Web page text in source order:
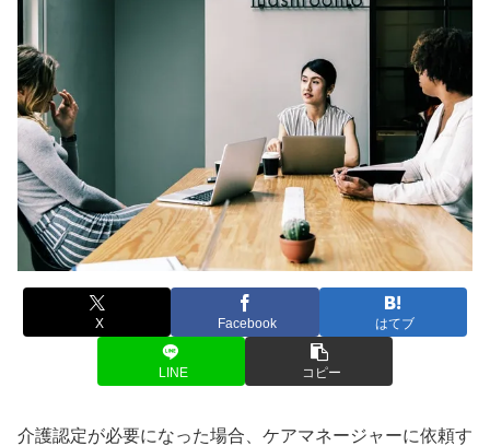
X Facebook はてブ
LINE コピー
介護認定が必要になった場合、ケアマネージャーに依頼す